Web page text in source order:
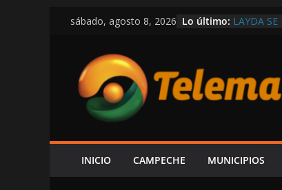
Saltar
contenido
sábado, agosto 8, 2026 Lo último: LAYDA
CAPTAN
DE LUJO
VIVE
ESTÁ EN
OBRAS
DE LA
INICIO CAMPECHE MUNICIPIOS